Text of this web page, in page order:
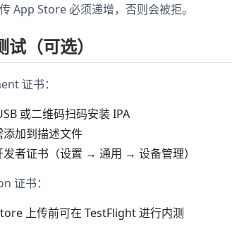
App Store 必须递增，否则会被拒。
（可选）
证书：
或二维码扫码安装 IPA
添加到描述文件
发者证书（设置 → 通用 → 设备管理）
证书：
上传前可在 TestFlight 进行内测